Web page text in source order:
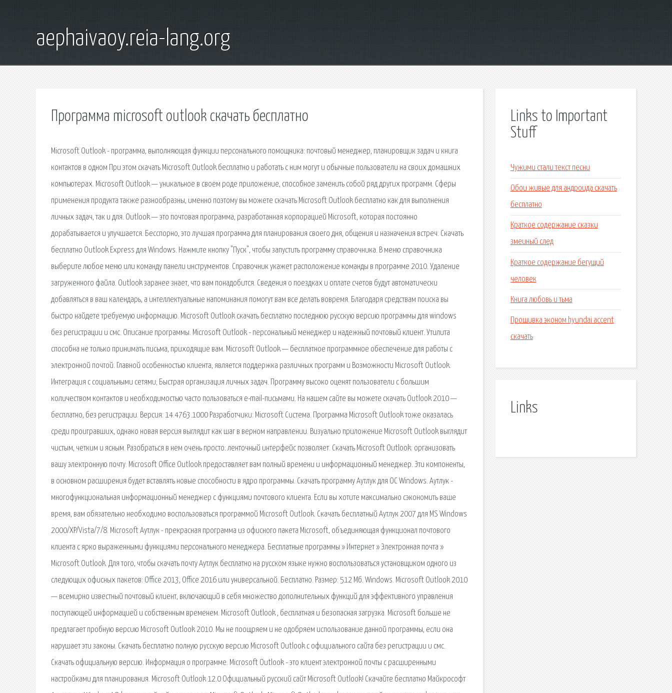
aephaivaoy.reia-lang.org
Программа microsoft outlook скачать бесплатно
Microsoft Outlook - программа, выполняющая функции персонального помощника: почтовый менеджер, планировщик задач и книга
контактов в одном При этом скачать Microsoft Outlook бесплатно и работать с ним могут и обычные пользователи на своих домашних
компьютерах. Microsoft Outlook — уникальное в своем роде приложение, способное заменить собой ряд других программ. Сферы
применения продукта также разнообразны, именно поэтому вы можете скачать Microsoft Outlook бесплатно как для выполнения
личных задач, так и для. Outlook — это почтовая программа, разработанная корпорацией Microsoft, которая постоянно
дорабатывается и улучшается. Бесспорно, это лучшая программа для планирования своего дня, общения и назначения встреч. Скачать
бесплатно Outlook Express для Windows. Нажмите кнопку "Пуск", чтобы запустить программу справочника. В меню справочника
выберите любое меню или команду панели инструментов. Справочник укажет расположение команды в программе 2010. Удаление
загруженного файла. Outlook заранее знает, что вам понадобится. Сведения о поездках и оплате счетов будут автоматически
добавляться в ваш календарь, а интеллектуальные напоминания помогут вам все делать вовремя. Благодаря средствам поиска вы
быстро найдете требуемую информацию. Microsoft Outlook скачать бесплатно последнюю русскую версию программы для windows
без регистрации и смс. Описание программы. Microsoft Outlook - персональный менеджер и надежный почтовый клиент. Утилита
способна не только принимать письма, приходящие вам. Microsoft Outlook — бесплатное программное обеспечение для работы с
электронной почтой. Главной особенностью клиента, является поддержка различных программ и Возможности Microsoft Outlook.
Интеграция с социальными сетями; Быстрая организация личных задач. Программу высоко оценят пользователи с большим
количеством контактов и необходимостью часто пользоваться e-mail-письмами. На нашем сайте вы можете скачать Outlook 2010 —
бесплатно, без регистрации. Версия: 14.4763.1000 Разработчики: Microsoft Система. Программа Microsoft Outlook тоже оказалась
среди проигравших, однако новая версия выглядит как шаг в верном направлении. Визуально приложение Microsoft Outlook выглядит
чистым, четким и ясным. Разобраться в нем очень просто: ленточный интерфейс позволяет. Скачать Microsoft Outlook: организовать
вашу электронную почту. Microsoft Office Outlook предоставляет вам полный времени и информационный менеджер. Эти компоненты,
в основном расширения будет вставлять новые способности в ядро программы. Скачать программу Аутлук для ОС Windows. Аутлук -
многофункциональная информационный менеджер с функциями почтового клиента. Если вы хотите максимально сэкономить ваше
время, вам обязательно необходимо воспользоваться программой Microsoft Outlook. Скачать бесплатный Аутлук 2007 для MS Windows
2000/XP/Vista/7/8. Microsoft Аутлук - прекрасная программа из офисного пакета Microsoft, объединяющая функционал почтового
клиента с ярко выраженными функциями персонального менеджера. Бесплатные программы » Интернет » Электронная почта »
Microsoft Outlook. Для того, чтобы скачать почту Аутлук бесплатно на русском языке нужно воспользоваться установщиком одного из
следующих офисных пакетов: Office 2013, Office 2016 или универсальной. Бесплатно. Размер: 512 Мб. Windows. Microsoft Outlook 2010
— всемирно известный почтовый клиент, включающий в себя множество дополнительных функций для эффективного управления
поступающей информацией и собственным временем. Microsoft Outlook , бесплатная и безопасная загрузка. Microsoft больше не
предлагает пробную версию Microsoft Outlook 2010. Мы не поощряем и не одобряем использование данной программы, если она
нарушает эти законы. Скачать бесплатно полную русскую версию Microsoft Outlook с официального сайта без регистрации и смс.
Скачать официальную версию. Информация о программе. Microsoft Outlook - это клиент электронной почты с расширенными
настройками для планирования. Microsoft Outlook 12.0 Официальный русский сайт Microsoft Outlook! Скачайте бесплатно Майкрософт
Links to Important
Stuff
Чужими стали текст песни
Обои живые для андроида скачать
бесплатно
Краткое содержание сказки
змеиный след
Краткое содержание бегущий
человек
Книга любовь и тьма
Прошивка эконом hyundai accent
скачать
Links